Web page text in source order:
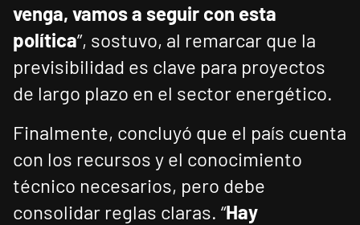
venga, vamos a seguir con esta
política”, sostuvo, al remarcar que la
previsibilidad es clave para proyectos
de largo plazo en el sector energético.
Finalmente, concluyó que el país cuenta
con los recursos y el conocimiento
técnico necesarios, pero debe
consolidar reglas claras. “Hay